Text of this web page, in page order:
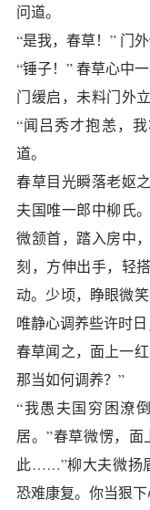
问道。
“是我，春草！” 门
“锤子！” 春草心中
门缓启，未料门外
“闻吕秀才抱恙，
道。
春草目光瞬落老妪
夫国唯一郎中柳氏
微颔首，踏入房中
刻，方伸出手，轻
动。少顷，睁眼微
唯静心调养些许时
春草闻之，面上一
那当如何调养？”
“我愚夫国穷困潦
居。”春草微愣，
此……”柳大夫微扬
恐难康复。你当狠